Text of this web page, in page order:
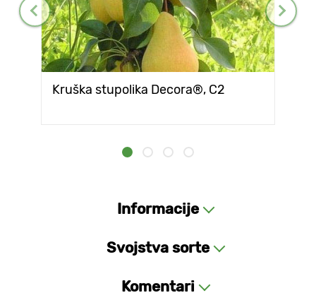
Kruška stupolika Decora®, C2
Informacije
Svojstva sorte
Komentari